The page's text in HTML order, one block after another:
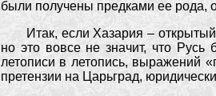
были получены предками ее рода,
Итак, если Хазария –
но это вовсе не значит, что
летописи в летопись, выражений
претензии на Царьград,